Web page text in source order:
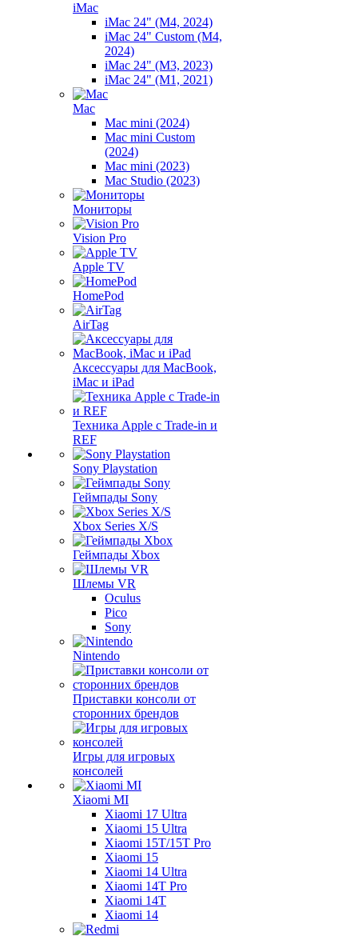
iMac
iMac 24" (M4, 2024)
iMac 24" Custom (M4,
2024)
iMac 24" (M3, 2023)
iMac 24" (M1, 2021)
Mac
Mac mini (2024)
Mac mini Custom
(2024)
Mac mini (2023)
Mac Studio (2023)
Мониторы
Vision Pro
Apple TV
HomePod
AirTag
Аксессуары для MacBook,
iMac и iPad
Техника Apple с Trade-in и
REF
Sony Playstation
Геймпады Sony
Xbox Series X/S
Геймпады Xbox
Шлемы VR
Oculus
Pico
Sony
Nintendo
Приставки консоли от
сторонних брендов
Игры для игровых
консолей
Xiaomi MI
Xiaomi 17 Ultra
Xiaomi 15 Ultra
Xiaomi 15T/15T Pro
Xiaomi 15
Xiaomi 14 Ultra
Xiaomi 14T Pro
Xiaomi 14T
Xiaomi 14